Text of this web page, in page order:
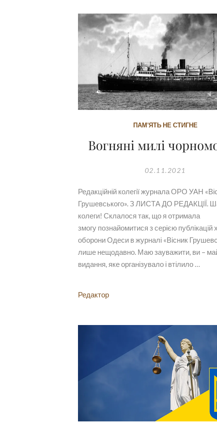
ПАМ'ЯТЬ НЕ СТИГНЕ
Вогняні милі
02.11.2021
Редакційній колегії журнала ОРО УАН
Грушевського». З ЛИСТА ДО РЕДАКЦІЇ.
колеги! Склалося так, що я отримала
змогу познайомитися з серією публікацій
оборони Одеси в журналі «Вісник
лише нещодавно. Маю зауважити, ви –
видання, яке організувало і втілило …
Редактор